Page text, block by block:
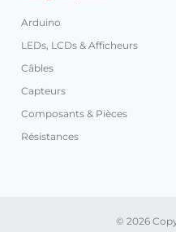
Arduino
LEDs, LCDs & Afficheurs
Câbles
Capteurs
Composants & Pièces
Résistances
© 2026